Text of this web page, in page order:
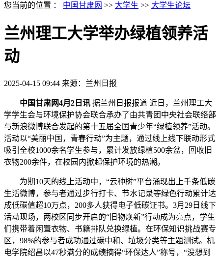
您当前的位置 ： 中国甘肃网 >> 大学生 >> 大学生论坛
兰州理工大学举办绿植领养活
动
2025-04-15 09:44 来源：兰州日报
中国甘肃网4月2日讯 据兰州日报报道 近日，兰州理工大
学学生会与环境保护协会联合承办了由共青团中央社会联络部
与新浪微博联合发起的第十五届全国青少年“绿植领养”活动。
活动以“美丽中国，青春行动”为主题，通过线上线下联动形式
吸引全校1000余名学生参与，累计发放绿植500余盆，回收旧
衣物200余件，在校园内掀起保护环境的热潮。
为期10天的线上活动中，“云种树”平台涌现出上千条低碳
生活微博，参与者通过步行打卡、节水记录等绿色行动累计达
成低碳值超10万点，200多人获得电子低碳证书。3月29日线下
活动现场，两校区同步开启的“旧物焕新”行动成为亮点，学生
们携带着闲置衣物、书籍排队兑换绿植。在环保知识挑战赛专
区，98%的参与者成功通过碳中和、垃圾分类等主题测试。机
电学院绍昌以47秒满分的成绩摘得“环保达人”称号，“没想到